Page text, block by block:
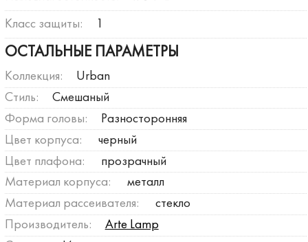
Класс защиты: 1
ОСТАЛЬНЫЕ ПАРАМЕТРЫ
Коллекция:
Urban
Стиль:
Смешаный
Форма головы:
Разносторонняя
Цвет корпуса:
черный
Цвет плафона:
прозрачный
Материал корпуса:
металл
Материал рассеивателя:
стекло
Производитель:
Arte Lamp